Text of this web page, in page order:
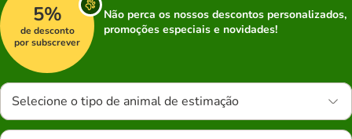
5%
de desconto
por subscrever
Não perca os nossos descontos personalizados,
promoções especiais e novidades!
Selecione o tipo de animal de estimação